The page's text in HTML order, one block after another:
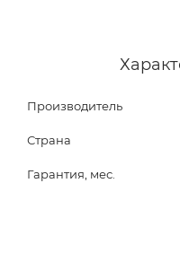
Производитель
Страна
Гарантия, мес.